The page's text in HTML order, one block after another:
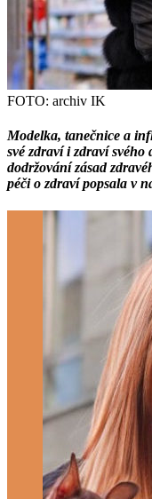
FOTO: archiv IK
Modelka, tanečnice a
své zdraví i zdraví
dodržování zásad
péči o zdraví popsala v